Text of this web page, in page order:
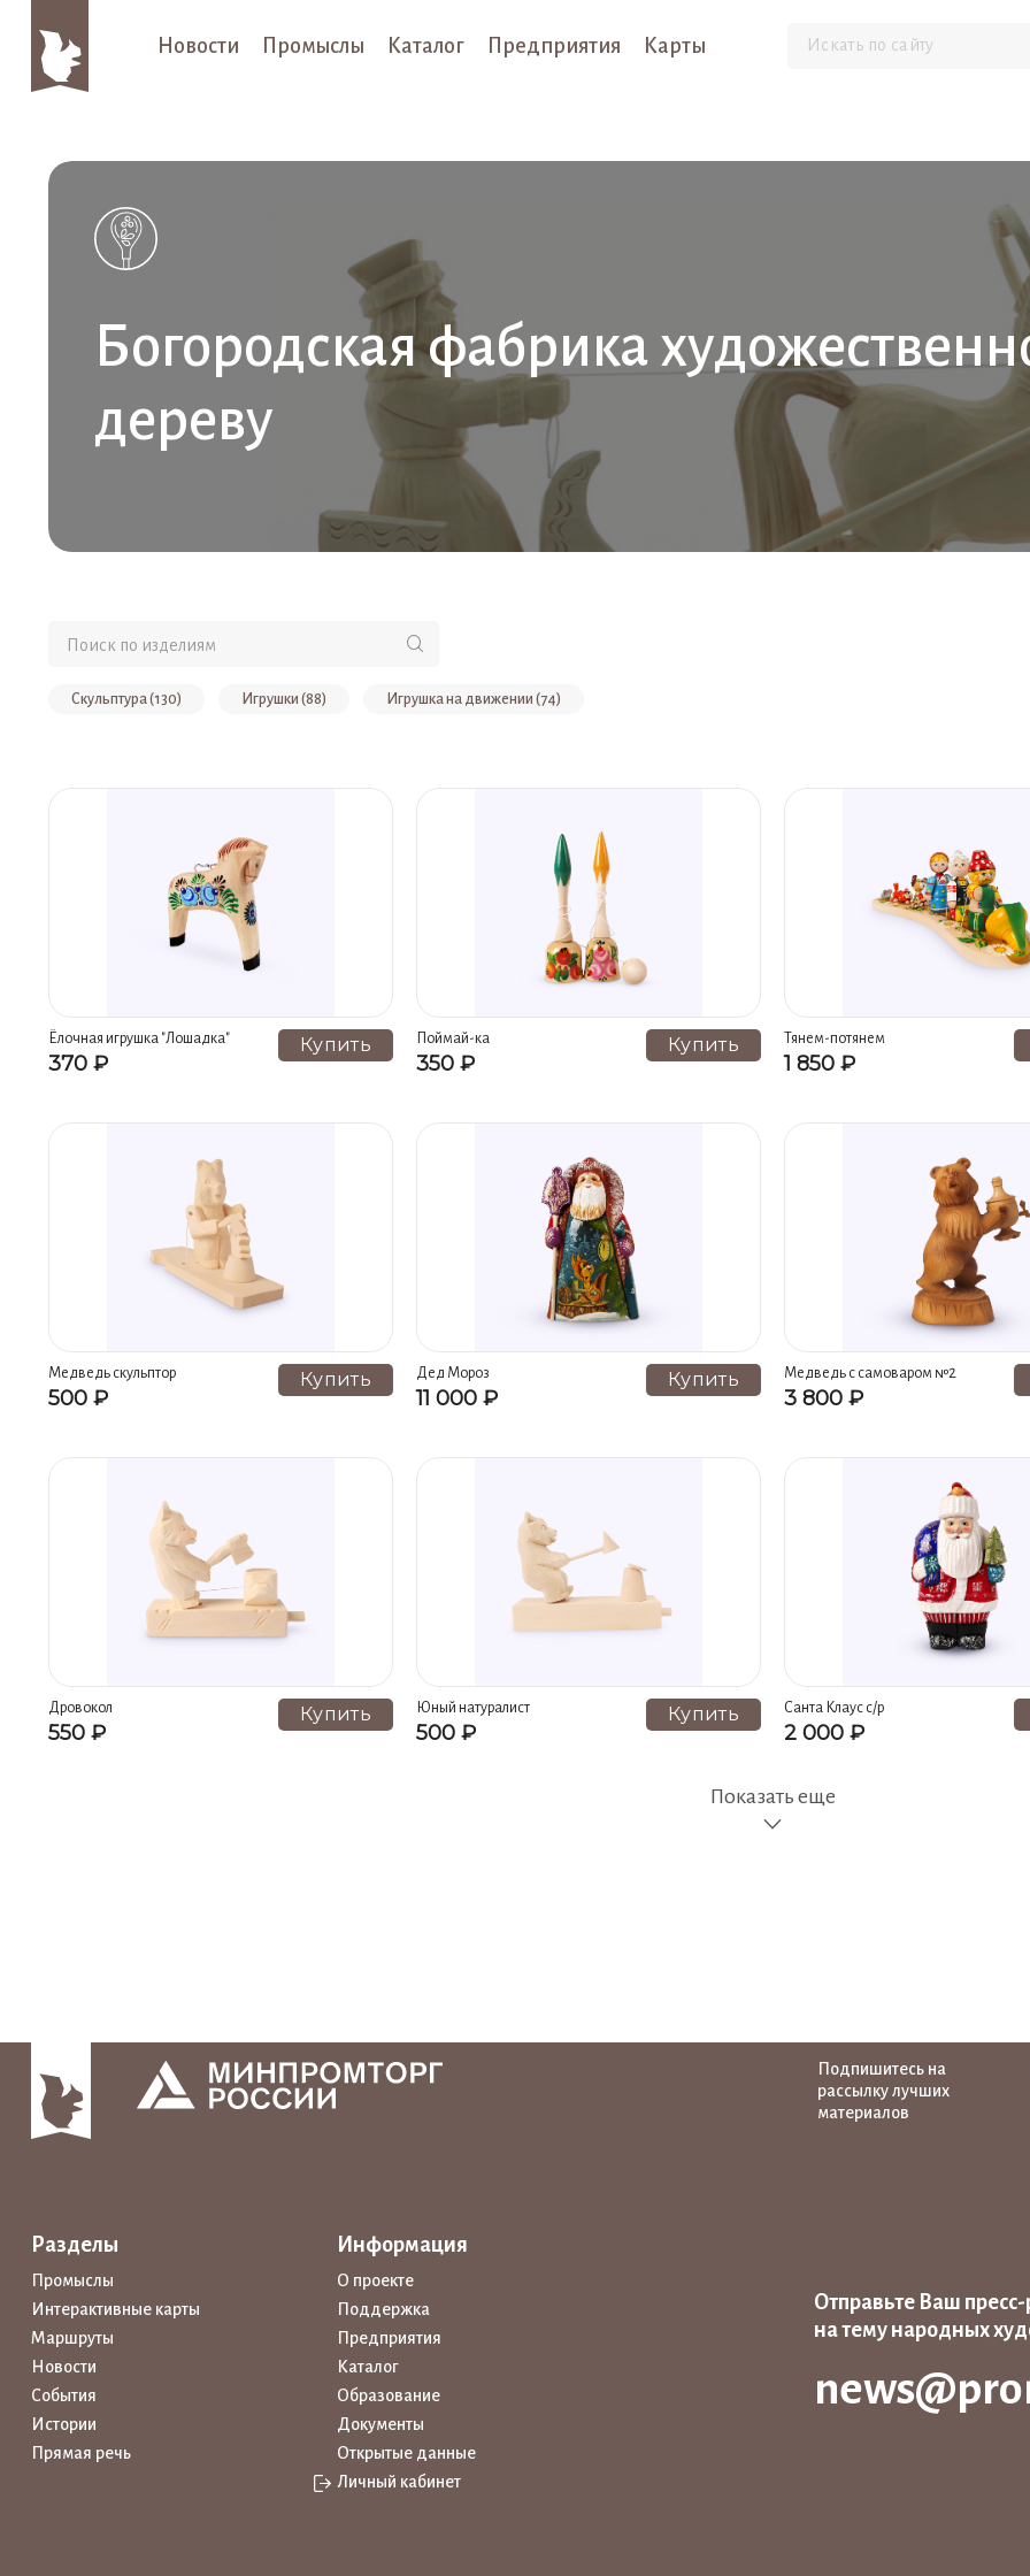
Новости Промыслы Каталог Предприятия Карты
Богородская фабрика
дереву
Скульптура (130) Игрушки (88) Игрушка на движении (74)
Ёлочная игрушка "Лошадка"
370 ₽
Купить Поймай-ка
350 ₽
Купить Тянем-потянем
1 850 ₽
Медведь скульптор
500 ₽
Купить Дед Мороз
11 000 ₽
Купить Медведь с самоваром №2
3 800 ₽
Дровокол
550 ₽
Купить Юный натуралист
500 ₽
Купить Санта Клаус с/р
2 000 ₽
Показать еще
Подпишитесь на
рассылку лучших
материалов
Разделы
Промыслы
Интерактивные карты
Маршруты
Новости
События
Истории
Прямая речь
Информация
О проекте
Поддержка
Предприятия
Каталог
Образование
Документы
Открытые данные
Личный кабинет
Отправьте Ваш
на тему народных